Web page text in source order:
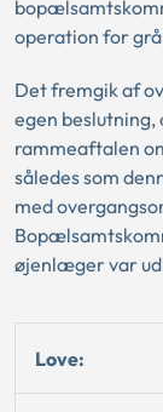
operation for
Det fremgik af
egen beslutning,
rammeaftalen
således som
med
øjenlæger var
Love: